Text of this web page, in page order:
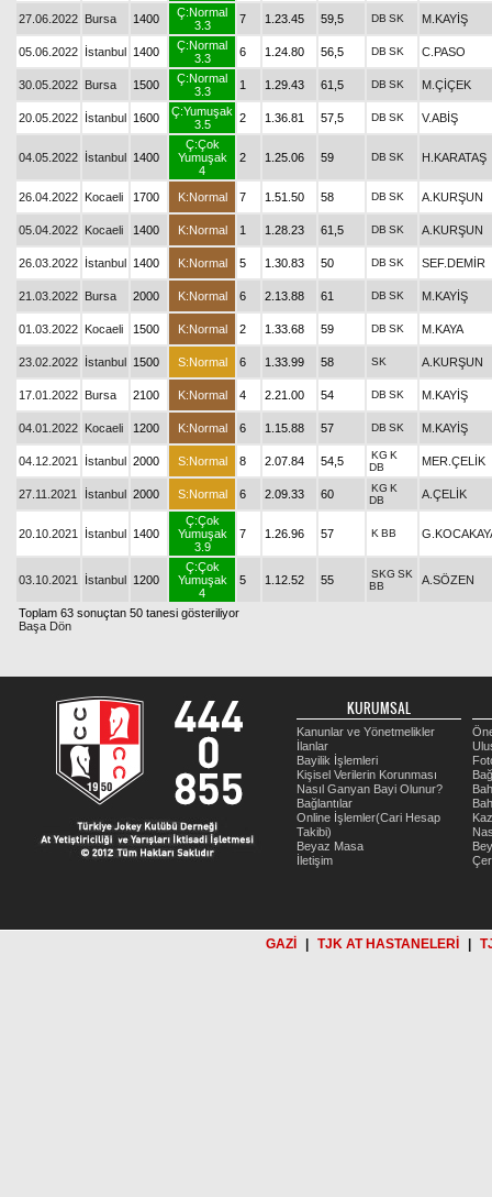
27.06.2022 Bursa 1400
Ç:Normal
3.3
7 1.23.45 59,5 DB SK M.KAYİŞ
05.06.2022 İstanbul 1400
Ç:Normal
3.3
6 1.24.80 56,5 DB SK C.PASO
30.05.2022 Bursa 1500
Ç:Normal
3.3
1 1.29.43 61,5 DB SK M.ÇİÇEK
20.05.2022 İstanbul 1600
Ç:Yumuşak
3.5
2 1.36.81 57,5 DB SK V.ABİŞ
04.05.2022 İstanbul 1400
Ç:Çok
Yumuşak
4
2 1.25.06 59 DB SK H.KARATAŞ
26.04.2022 Kocaeli 1700 K:Normal 7 1.51.50 58 DB SK A.KURŞUN
05.04.2022 Kocaeli 1400 K:Normal 1 1.28.23 61,5 DB SK A.KURŞUN
26.03.2022 İstanbul 1400 K:Normal 5 1.30.83 50 DB SK SEF.DEMİR
21.03.2022 Bursa 2000 K:Normal 6 2.13.88 61 DB SK M.KAYİŞ
01.03.2022 Kocaeli 1500 K:Normal 2 1.33.68 59 DB SK M.KAYA
23.02.2022 İstanbul 1500 S:Normal 6 1.33.99 58 SK A.KURŞUN
17.01.2022 Bursa 2100 K:Normal 4 2.21.00 54 DB SK M.KAYİŞ
04.01.2022 Kocaeli 1200 K:Normal 6 1.15.88 57 DB SK M.KAYİŞ
04.12.2021 İstanbul 2000 S:Normal 8 2.07.84 54,5 KG K
DB
MER.ÇELİK
27.11.2021 İstanbul 2000 S:Normal 6 2.09.33 60 KG K
DB
A.ÇELİK
20.10.2021 İstanbul 1400
Ç:Çok
Yumuşak
3.9
7 1.26.96 57 K BB
03.10.2021 İstanbul 1200
Ç:Çok
Yumuşak
4
5 1.12.52 55 SKG SK
BB
A.SÖZEN
Toplam 63 sonuçtan 50 tanesi gösteriliyor
Başa Dön
KURUMSAL
Kanunlar ve Yönetmelikler
İlanlar
Bayilik İşlemleri
Kişisel Verilerin Korunması
Nasıl Ganyan Bayi Olunur?
Bağlantılar
Online İşlemler(Cari Hesap
Takibi)
Beyaz Masa
İletişim
GAZİ TJK AT HASTANELERİ